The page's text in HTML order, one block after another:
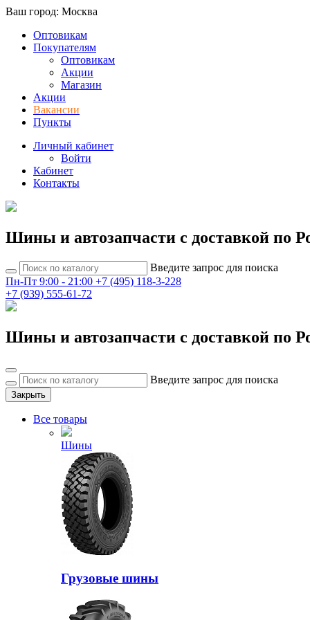
Ваш город: Москва
Оптовикам
Покупателям
Оптовикам
Акции
Магазин
Акции
Вакансии
Пункты
Личный кабинет
Войти
Кабинет
Контакты
Шины и автозапчасти с доставкой по
Введите запрос для поиска
Пн-Пт 9:00 - 21:00 +7 (495) 118-3-228
+7 (939) 555-61-72
Шины и автозапчасти с доставкой по
Введите запрос для поиска
Закрыть
Все товары
Шины
Грузовые шины